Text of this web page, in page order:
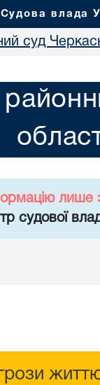
Судова влада
суд
лише
судової